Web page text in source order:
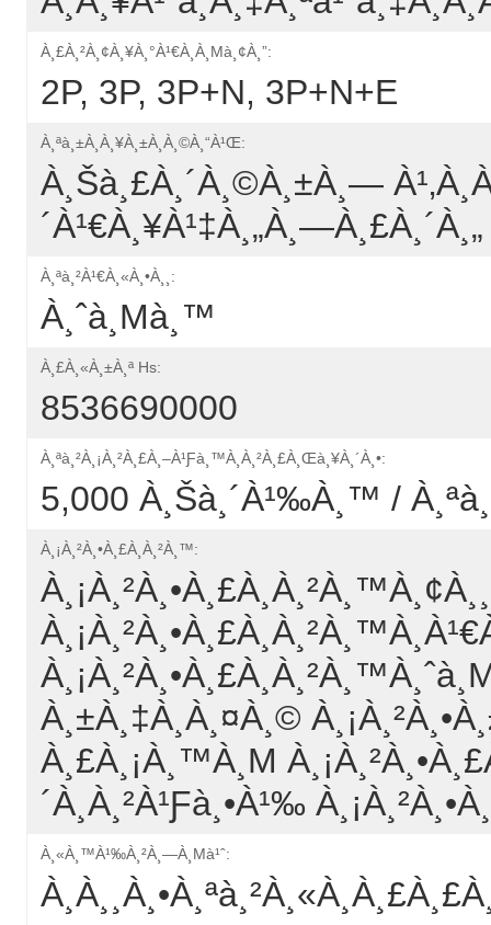
À¸£à¸²à¸¢à¸¥à¸°à¹€à¸­à¸µà¸¢à¸”:
2P, 3P, 3P+N, 3P+N+E
À¸ªà¸±à¸à¸¥à¸±à¸à¸©à¸“à¹Œ:
À¸šà¸£à¸´à¸©à¸±à¸—
´à¹€à¸¥à¹‡à¸„à¸—À¸£à¸´à¸„
À¸ªà¸²à¹€à¸«à¸•à¸¸:
À¸ˆà¸µà¸™
À¸£à¸«à¸±à¸ª Hs:
8536690000
À¸ªà¸²à¸¡à¸²à¸£à¸–À¹ƒà¸™à¸à¸²à¸£à¸œà¸¥à¸´à¸•:
5,000 À¸Šà¸´à¹‰à¸™ /
À¸¡à¸²à¸•à¸£à¸à¸²à¸™:
À¸±à¸‡à¸à¸¤à¸©
À¸£à¸¡à¸™à¸µ
´à¸à¸²à¹ƒà¸•à¹‰
À¸«à¸™à¹‰à¸²à¸—À¸µà¹ˆ: